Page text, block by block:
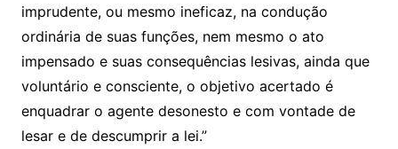
imprudente, ou mesmo ineficaz, na condução
ordinária de suas funções, nem mesmo o ato
impensado e suas consequências lesivas, ainda que
voluntário e consciente, o objetivo acertado é
enquadrar o agente desonesto e com vontade de
lesar e de descumprir a lei.”